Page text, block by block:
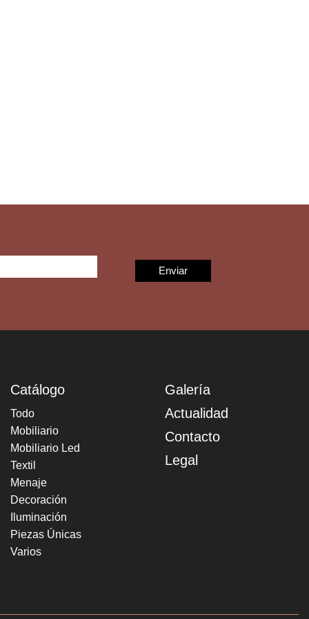
Catálogo
Todo
Mobiliario
Mobiliario Led
Textil
Menaje
Decoración
Iluminación
Piezas Únicas
Varios
Galería
Actualidad
Contacto
Legal